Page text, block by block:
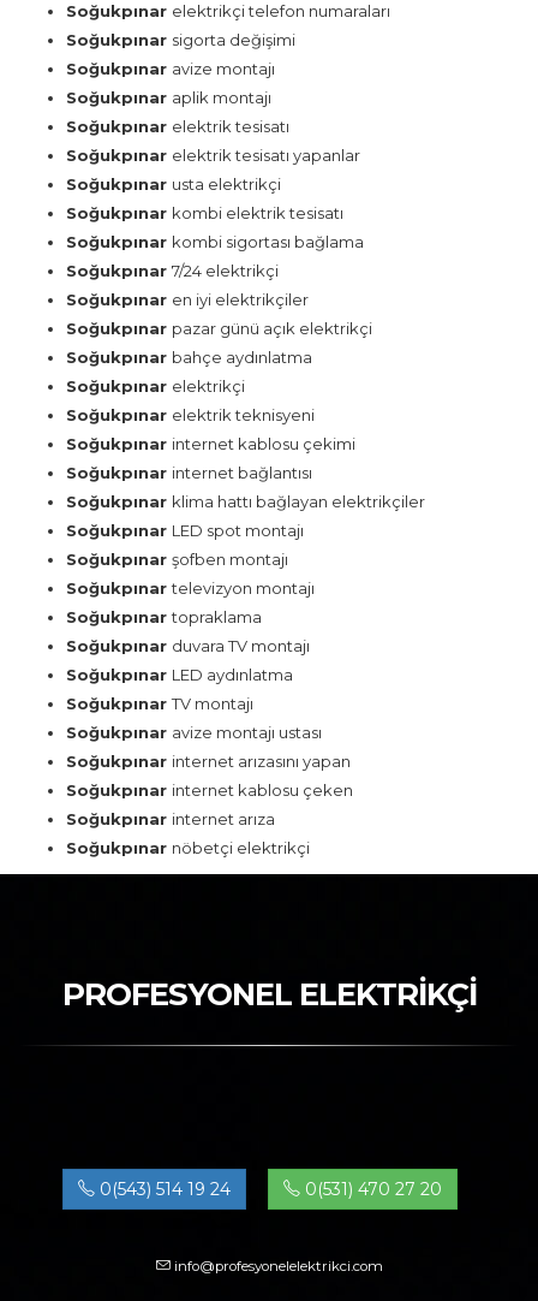
Soğukpınar elektrikçi telefon numaraları
Soğukpınar sigorta değişimi
Soğukpınar avize montajı
Soğukpınar aplik montajı
Soğukpınar elektrik tesisatı
Soğukpınar elektrik tesisatı yapanlar
Soğukpınar usta elektrikçi
Soğukpınar kombi elektrik tesisatı
Soğukpınar kombi sigortası bağlama
Soğukpınar 7/24 elektrikçi
Soğukpınar en iyi elektrikçiler
Soğukpınar pazar günü açık elektrikçi
Soğukpınar bahçe aydınlatma
Soğukpınar elektrikçi
Soğukpınar elektrik teknisyeni
Soğukpınar internet kablosu çekimi
Soğukpınar internet bağlantısı
Soğukpınar klima hattı bağlayan elektrikçiler
Soğukpınar LED spot montajı
Soğukpınar şofben montajı
Soğukpınartelevizyon montajı
Soğukpınartopraklama
Soğukpınar duvara TV montajı
Soğukpınar LED aydınlatma
SoğukpınarTV montajı
Soğukpınar avize montajı ustası
Soğukpınar internet arızasını yapan
Soğukpınar internet kablosu çeken
Soğukpınar internet arıza
Soğukpınar nöbetçi elektrikçi
PROFESYONEL ELEKTRİKÇİ
0(543) 514 19 24 0(531) 470 27 20
info@profesyonelelektrikci.com